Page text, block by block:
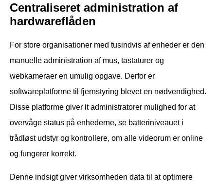
Centraliseret administration af
hardwareflåden
For store organisationer med tusindvis af enheder er den
manuelle administration af mus, tastaturer og
webkameraer en umulig opgave. Derfor er
softwareplatforme til fjernstyring blevet en nødvendighed.
Disse platforme giver it administratorer mulighed for at
overvåge status på enhederne, se batteriniveauet i
trådløst udstyr og kontrollere, om alle videorum er online
og fungerer korrekt.
Denne indsigt giver virksomheden data til at optimere